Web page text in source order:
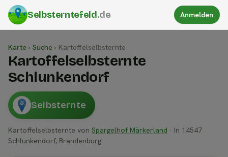
Selbsterntefeld.de Anmelden
Karte › Suche › Kartoffelselbsternte
Kartoffelselbsternte
Schlunkendorf
Selbsternte
Kartoffelselbsternte von Spargelhof Märkerland · In 14547
Schlunkendorf, Brandenburg